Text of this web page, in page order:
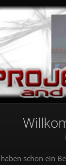
haben schon ein